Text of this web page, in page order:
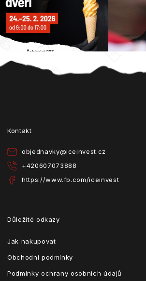
Kontakt
objednavky@iceinvest.cz
+420607073888
https://www.fb.com/iceinvest
Důležité odkazy
Jak nakupovat
Obchodní podmínky
Podmínky ochrany osobních údajů